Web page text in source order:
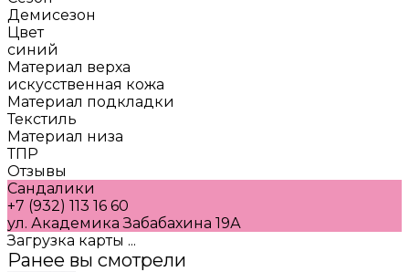
Демисезон
Цвет
синий
Материал верха
искусственная кожа
Материал подкладки
Текстиль
Материал низа
ТПР
Отзывы
Сандалики
+7 (932) 113 16 60
ул. Академика Забабахина 19А
Загрузка карты ...
Ранее вы смотрели